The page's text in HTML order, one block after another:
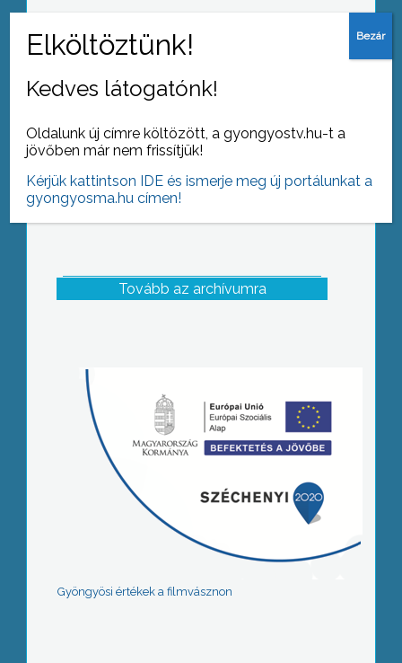
Öko-nap a főiskolán
Tovább az archívumra
Gyöngyösi értékek a filmvásznon
Kedves látogatónk!
Oldalunk új címre költözött, a gyongyostv.hu-t a
jövőben már nem frissítjük!
Kérjük kattintson IDE és ismerje meg új portálunkat a
gyongyosma.hu címen!